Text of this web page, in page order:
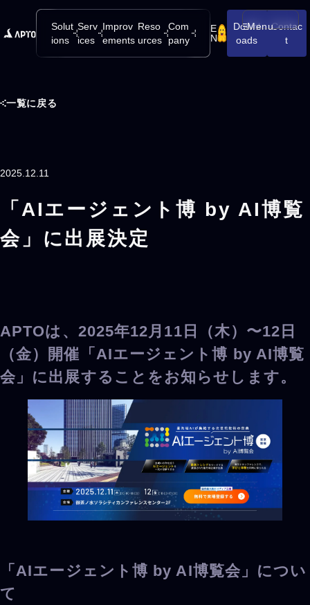
メニューを
Menu
Solut
ions
Serv
ices
Improv
ements
Reso
urces
Com
pany
E
N
Downl
oads
Contac
t
一覧に戻る
2025.12.11
「AIエージェント博 by AI博覧
会」に出展決定
APTOは、2025年12月11日（木）〜12日
（金）開催「AIエージェント博 by AI博覧
会」に出展することをお知らせします。
「AIエージェント博 by AI博覧会」につい
て